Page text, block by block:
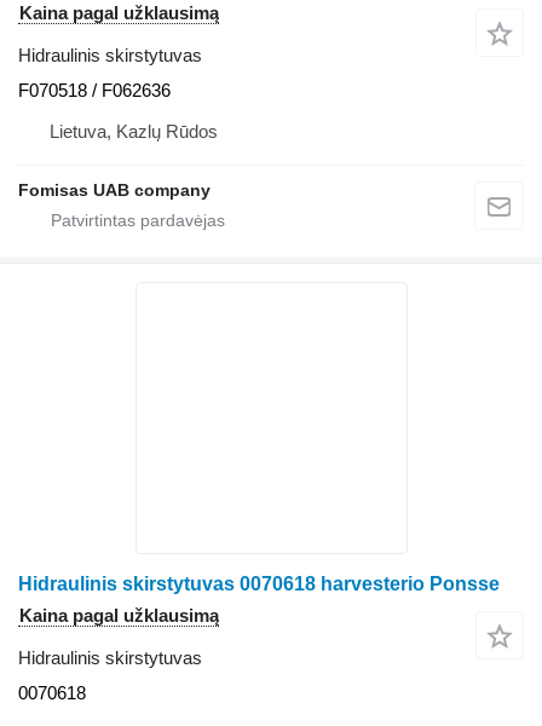
Kaina pagal užklausimą
Hidraulinis skirstytuvas
F070518 / F062636
Lietuva, Kazlų Rūdos
Fomisas UAB company
Hidraulinis skirstytuvas 0070618 harvesterio Ponsse
Kaina pagal užklausimą
Hidraulinis skirstytuvas
0070618